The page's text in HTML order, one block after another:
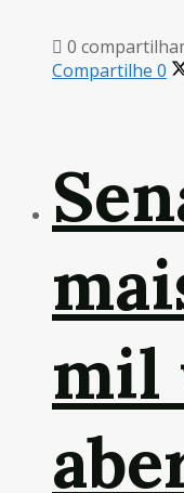
0
Compartilhe 0
mil